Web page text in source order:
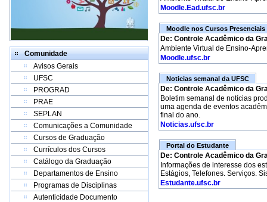
Comunidade
Avisos Gerais
UFSC
PROGRAD
PRAE
SEPLAN
Comunicações a Comunidade
Cursos de Graduação
Currículos dos Cursos
Catálogo da Graduação
Departamentos de Ensino
Programas de Disciplinas
Autenticidade Documento
Moodle.Ead.ufsc.br
Moodle nos Cursos Presenciais
De: Controle Acadêmico da
Ambiente Virtual de Ensino-
Moodle.ufsc.br
Noticias semanal da UFSC
De: Controle Acadêmico da
Boletim semanal de notícias
uma agenda de eventos
final do ano.
Noticias.ufsc.br
Portal do Estudante
De: Controle Acadêmico da
Informações de interesse dos
Estágios, Telefones. Serviços.
Estudante.ufsc.br